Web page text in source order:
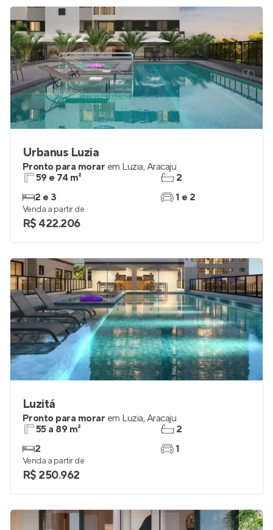
Urbanus Luzia
Pronto para morar em Luzia,Aracaju
59 e 74 m²
2 e 3
2
1 e 2
Venda a partir de
R$ 422.206
Luzitá
Pronto para morar em Luzia,Aracaju
55 a 89 m²
2
2
1
Venda a partir de
R$ 250.962